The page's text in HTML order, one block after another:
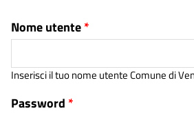
Nome utente*
Inserisci il tuo nome utente Comune di
Password *